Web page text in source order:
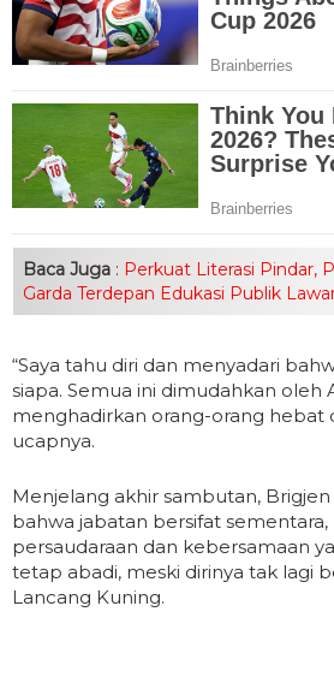
Baca Juga : Perkuat Literasi Pindar,
Garda Terdepan Edukasi Publik
“Saya tahu diri dan menyadari
siapa. Semua ini dimudahkan oleh
menghadirkan orang-orang hebat
ucapnya.
Menjelang akhir sambutan,
bahwa jabatan bersifat
persaudaraan dan kebersamaan
tetap abadi, meski dirinya tak lagi
Lancang Kuning.